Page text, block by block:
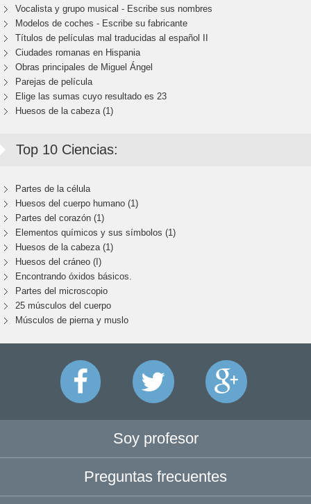
Vocalista y grupo musical - Escribe sus nombres
Modelos de coches - Escribe su fabricante
Títulos de películas mal traducidas al español II
Ciudades romanas en Hispania
Obras principales de Miguel Ángel
Parejas de película
Elige las sumas cuyo resultado es 23
Huesos de la cabeza (1)
Top 10 Ciencias:
Partes de la célula
Huesos del cuerpo humano (1)
Partes del corazón (1)
Elementos químicos y sus símbolos (1)
Huesos de la cabeza (1)
Huesos del cráneo (I)
Encontrando óxidos básicos.
Partes del microscopio
25 músculos del cuerpo
Músculos de pierna y muslo
Soy profesor
Preguntas frecuentes